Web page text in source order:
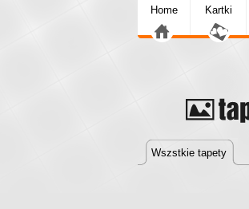
Home Kartki
Wszstkie tapety